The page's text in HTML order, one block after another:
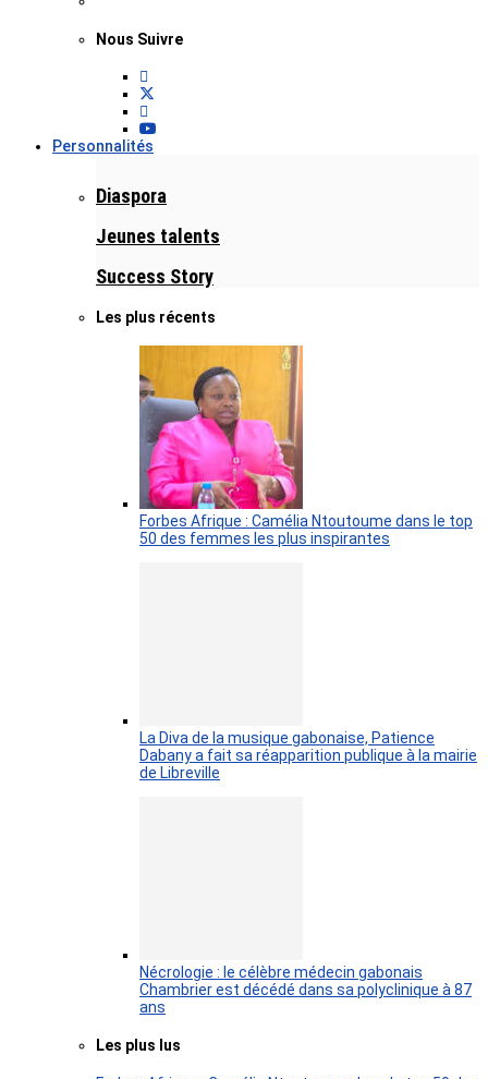
Nous Suivre
Personnalités
Diaspora
Jeunes talents
Success Story
Les plus récents
Forbes Afrique : Camélia Ntoutoume dans le top
50 des femmes les plus inspirantes
La Diva de la musique gabonaise, Patience
Dabany a fait sa réapparition publique à la mairie
de Libreville
Nécrologie : le célèbre médecin gabonais
Chambrier est décédé dans sa polyclinique à 87
ans
Les plus lus